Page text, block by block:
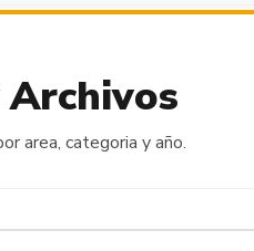
area, categoria y año.